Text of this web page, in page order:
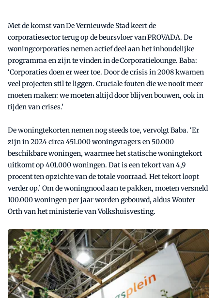
Met de komst van De Vernieuwde Stad keert de
corporatiesector terug op de beursvloer van PROVADA. De
woningcorporaties nemen actief deel aan het inhoudelijke
programma en zijn te vinden in de Corporatielounge. Baba:
‘Corporaties doen er weer toe. Door de crisis in 2008 kwamen
veel projecten stil te liggen. Cruciale fouten die we nooit meer
moeten maken: we moeten altijd door blijven bouwen, ook in
tijden van crises.’
De woningtekorten nemen nog steeds toe, vervolgt Baba. ‘Er
zijn in 2024 circa 451.000 woningvragers en 50.000
beschikbare woningen, waarmee het statische woningtekort
uitkomt op 401.000 woningen. Dat is een tekort van 4,9
procent ten opzichte van de totale voorraad. Het tekort loopt
verder op.’ Om de woningnood aan te pakken, moeten versneld
100.000 woningen per jaar worden gebouwd, aldus Wouter
Orth van het ministerie van Volkshuisvesting.